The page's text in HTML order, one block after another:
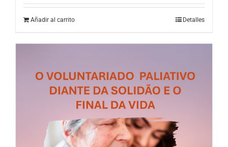
Añadir al carrito Detalles